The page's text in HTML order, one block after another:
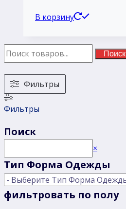
В корзину
Поиск
Фильтры
Фильтры
Поиск
×
Тип Форма Одежды
фильтровать по полу